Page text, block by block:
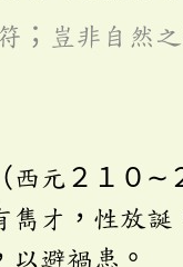
；豈非自然
西元２１０∼
雋才，性放
以避禍患。